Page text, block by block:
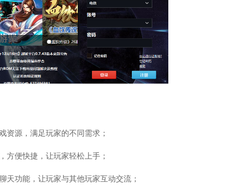
资源，满足玩家的不同需求；
方便快捷，让玩家轻松上手；
天功能，让玩家与其他玩家互动交流；